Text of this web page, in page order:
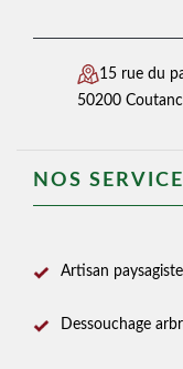
15 rue du
50200
NOS
Artisan
Dessouchage